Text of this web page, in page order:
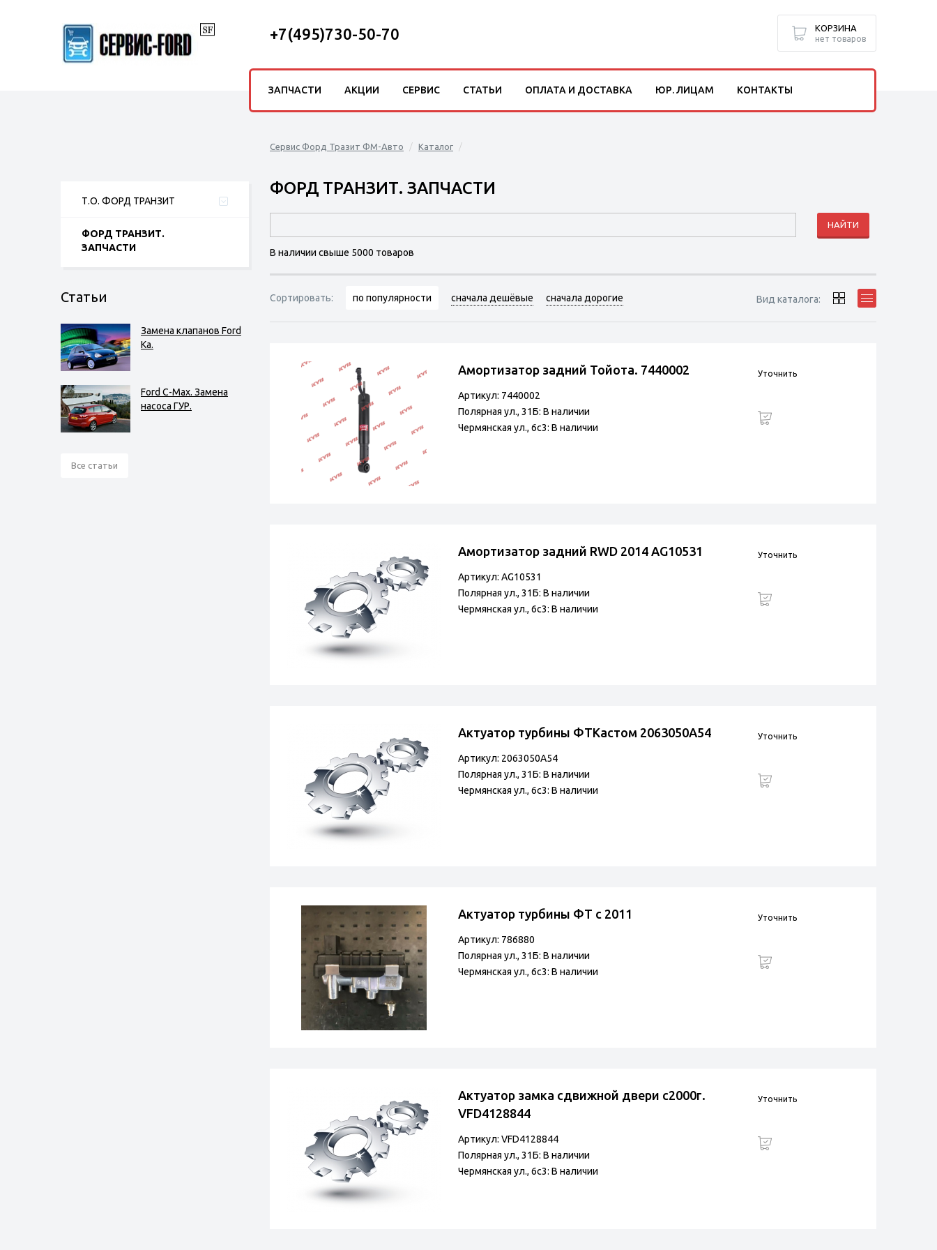
Т.О. ФОРД ТРАНЗИТ
ФОРД ТРАНЗИТ.
ЗАПЧАСТИ
Статьи
Замена клапанов Ford
Ka.
Ford C-Max. Замена
насоса ГУР.
Все статьи
Сервис Форд Тразит ФМ-Авто Каталог
ФОРД ТРАНЗИТ. ЗАПЧАСТИ
В наличии свыше 5000 товаров
Сортировать: по популярности сначала дешёвые сначала дорогие Вид каталога:
Амортизатор задний Тойота. 7440002
Артикул: 7440002
Полярная ул., 31Б: В наличии
Чермянская ул., 6с3: В наличии
Уточнить
Амортизатор задний RWD 2014 AG10531
Артикул: AG10531
Полярная ул., 31Б: В наличии
Чермянская ул., 6с3: В наличии
Уточнить
Актуатор турбины ФТКастом 2063050A54
Артикул: 2063050A54
Полярная ул., 31Б: В наличии
Чермянская ул., 6с3: В наличии
Уточнить
Актуатор турбины ФТ с 2011
Артикул: 786880
Полярная ул., 31Б: В наличии
Чермянская ул., 6с3: В наличии
Уточнить
Актуатор замка сдвижной двери с2000г.
VFD4128844
Артикул: VFD4128844
Полярная ул., 31Б: В наличии
Чермянская ул., 6с3: В наличии
Уточнить
+7(495)730-50-70 КОРЗИНА
нет товаров
ЗАПЧАСТИ АКЦИИ СЕРВИС СТАТЬИ ОПЛАТА И ДОСТАВКА ЮР. ЛИЦАМ КОНТАКТЫ